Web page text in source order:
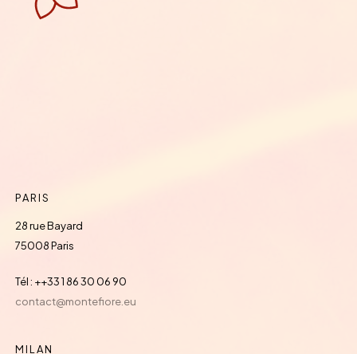
PARIS
28 rue Bayard
75008 Paris
Tél : ++33 1 86 30 06 90
contact@montefiore.eu
MILAN